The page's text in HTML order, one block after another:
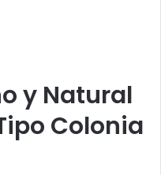
y Natural
Colonia